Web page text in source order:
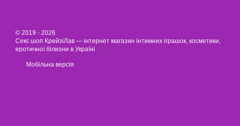
© 2019 - 2026
Секс шоп КрейзіЛав — інтернет магазин інтимних іграшок, косметики,
еротичної білизни в Україні
Мобільна версія